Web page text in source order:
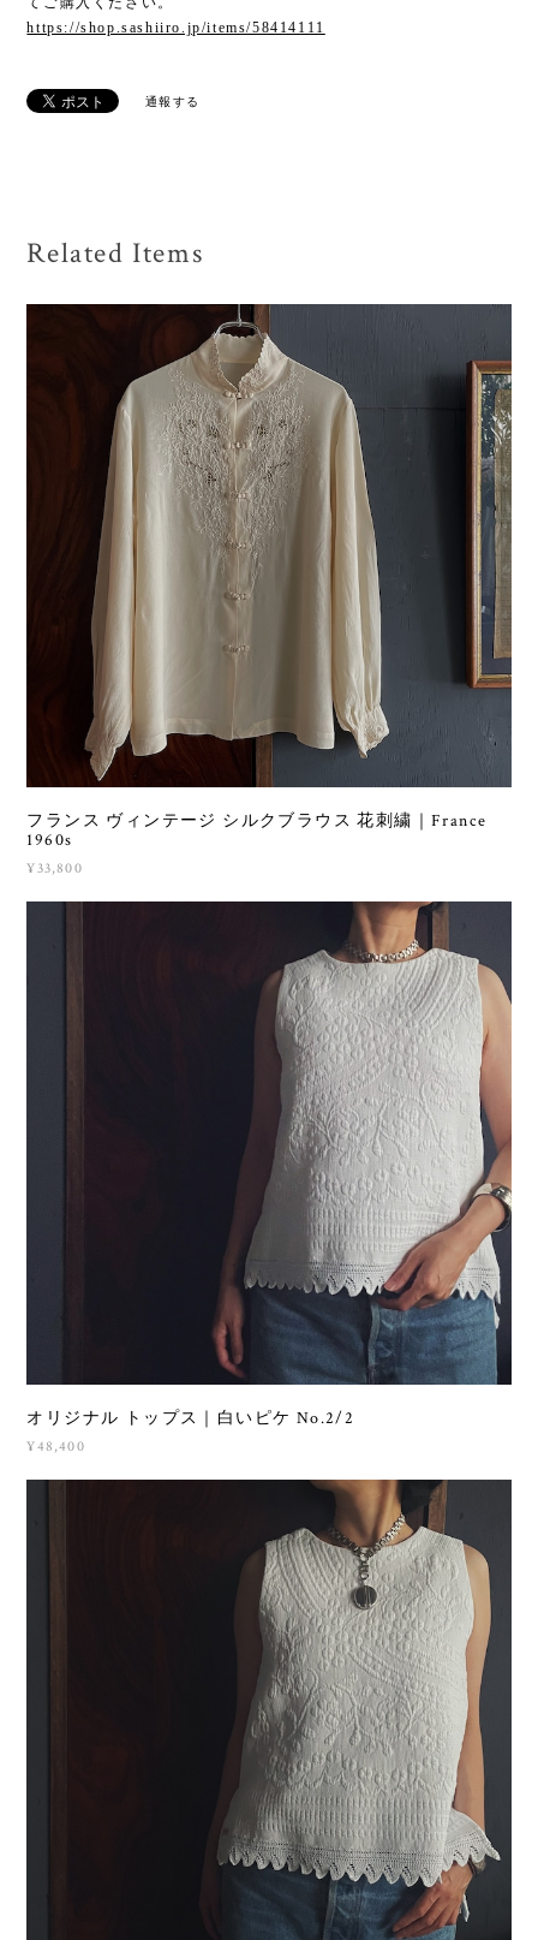
https://shop.sashiiro.jp/items/58414111
通報する
Related Items
フランス ヴィンテージ シルクブラウス 花刺繍｜France
1960s
¥33,800
オリジナル トップス｜白いピケ No.2/2
¥48,400